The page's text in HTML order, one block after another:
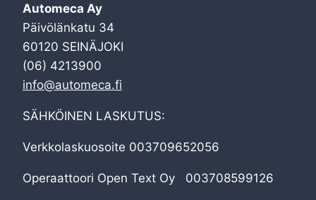
Automeca Ay
Päivölänkatu 34
60120 SEINÄJOKI
(06) 4213900
info@automeca.fi
SÄHKÖINEN LASKUTUS:
Verkkolaskuosoite 003709652056
Operaattoori Open Text Oy 003708599126